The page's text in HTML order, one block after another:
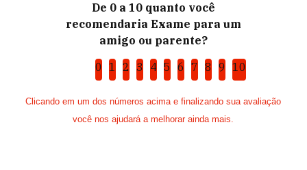
De 0 a 10 quanto você
recomendaria Exame para um
amigo ou parente?
0 1 2 3 4 5 6 7 8 9 10
Clicando em um dos números acima e finalizando sua avaliação
você nos ajudará a melhorar ainda mais.